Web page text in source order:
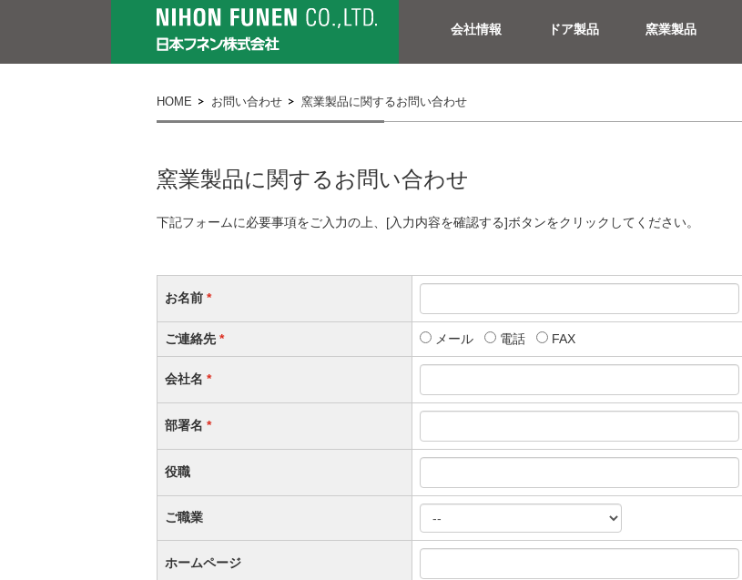
会社情報 ドア製品 窯業製品
HOME お問い合わせ 窯業製品に関するお問い合わせ
窯業製品に関するお問い合わせ
下記フォームに必要事項をご入力の上、[入力内容を確認する]ボタンをクリックしてください。
お名前 *
ご連絡先 * メール 電話 FAX
会社名 *
部署名 *
役職
ご職業
ホームページ